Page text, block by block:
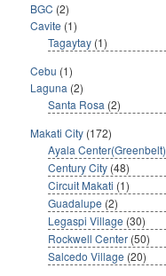
BGC (2)
Cavite (1)
Tagaytay (1)
Cebu (1)
Laguna (2)
Santa Rosa (2)
Makati City (172)
Ayala Center(Greenbelt)
Century City (48)
Circuit Makati (1)
Guadalupe (2)
Legaspi Village (30)
Rockwell Center (50)
Salcedo Village (20)